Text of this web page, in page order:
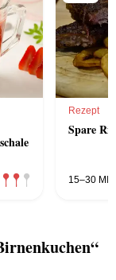
Rezept
Spare
15–30 MIN